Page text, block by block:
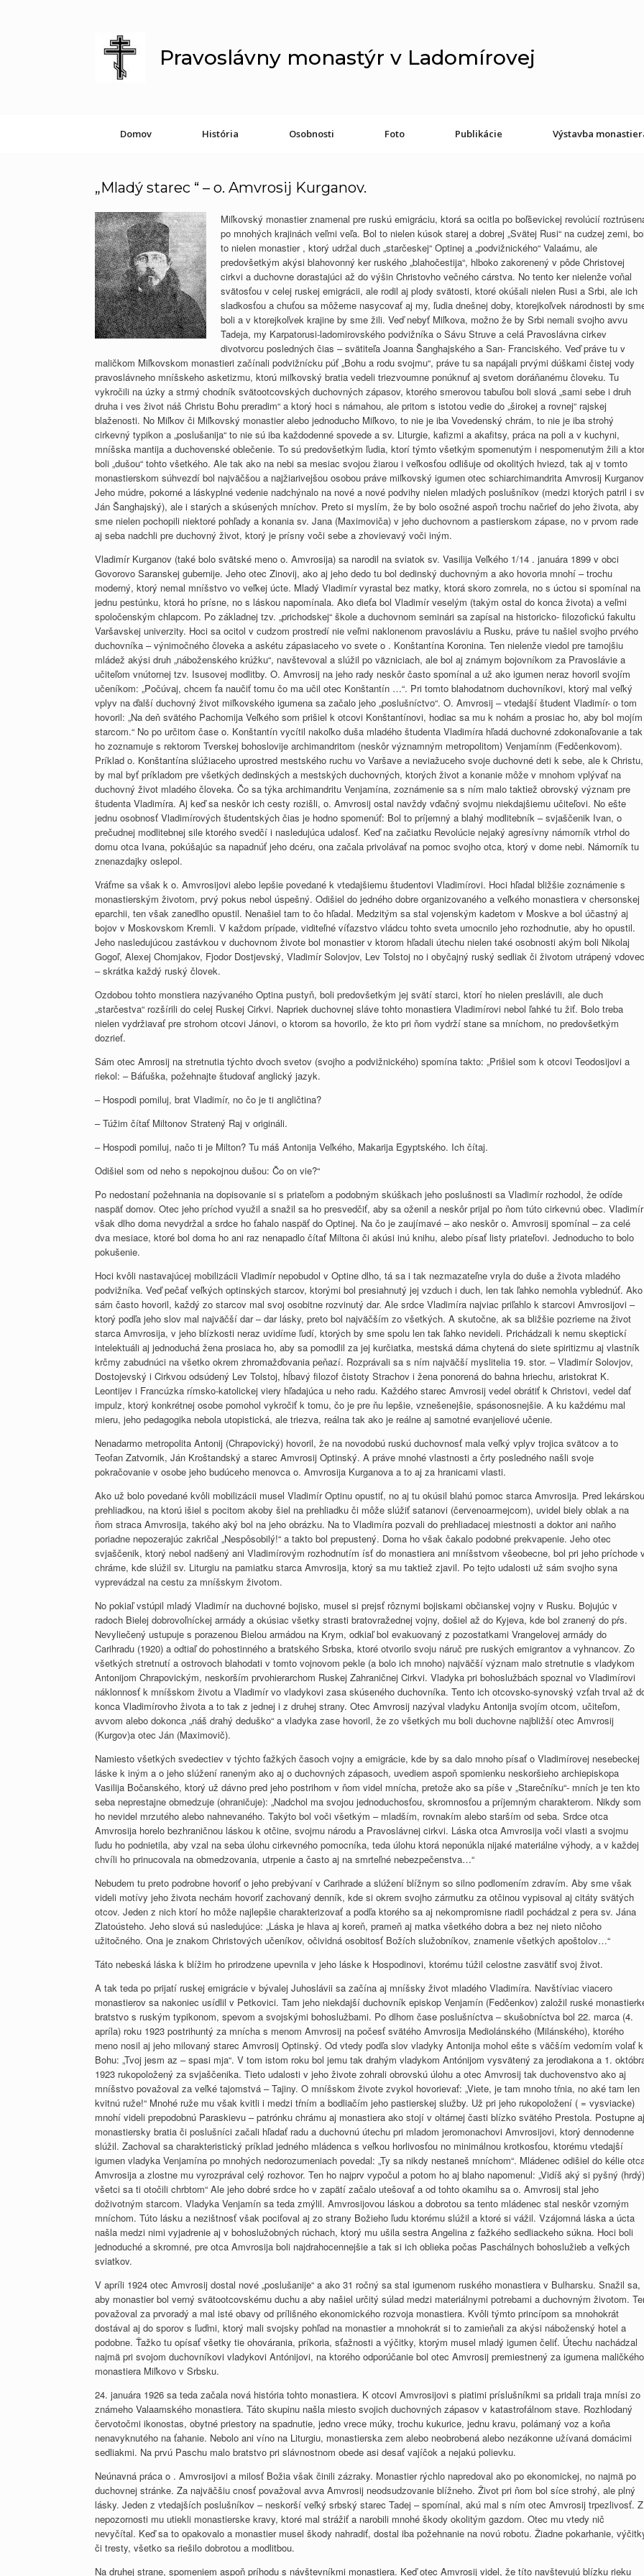
Pravoslávny monastýr v Ladomírovej
Domov História Osobnosti Foto Publikácie Výstavba
„Mladý starec “ – o. Amvrosij Kurganov.
Miľkovský monastier znamenal pre ruskú emigráciu, ktorá sa ocitla po boľševickej revolúcií
po mnohých krajinách veľmi veľa. Bol to nielen kúsok starej a dobrej „Svätej Rusi“ na cudzej zemi,
to nielen monastier , ktorý udržal duch „starčeskej“ Optinej a „podvižnického“ Valaámu, ale
predovšetkým akýsi blahovonný ker ruského „blahočestija“, hlboko zakorenený v pôde Christovej
cirkvi a duchovne dorastajúci až do výšin Christovho večného cárstva. No tento ker nielenže voňal
svätosťou v celej ruskej emigrácii, ale rodil aj plody svätosti, ktoré okúšali nielen Rusi a Srbi, ale ich
sladkosťou a chuťou sa môžeme nasycovať aj my, ľudia dnešnej doby, ktorejkoľvek národnosti by
boli a v ktorejkoľvek krajine by sme žili. Veď nebyť Miľkova, možno že by Srbi nemali svojho avvu
Tadeja, my Karpatorusi-ladomirovského podvižníka o Sávu Struve a celá Pravoslávna cirkev
divotvorcu posledných čias – svätiteľa Joanna Šanghajského a San- Franciského. Veď práve tu v
maličkom Miľkovskom monastieri začínali podvižnícku púť „Bohu a rodu svojmu“, práve tu sa napájali prvými dúškami čistej vody
pravoslávneho mníšskeho asketizmu, ktorú miľkovský bratia vedeli triezvoumne ponúknuť aj svetom doráňanému človeku. Tu
vykročili na úzky a strmý chodník svätootcovských duchovných zápasov, ktorého smerovou tabuľou boli slová „sami sebe i druh
druha i ves život náš Christu Bohu preradim“ a ktorý hoci s námahou, ale pritom s istotou vedie do „širokej a rovnej“ rajskej
blaženosti. No Miľkov či Miľkovský monastier alebo jednoducho Miľkovo, to nie je iba Vovedenský chrám, to nie je iba strohý
cirkevný typikon a „poslušanija“ to nie sú iba každodenné spovede a sv. Liturgie, kafizmi a akafitsy, práca na poli a v kuchyni,
mníšska mantija a duchovenské oblečenie. To sú predovšetkým ľudia, ktorí týmto všetkým spomenutým i nespomenutým žili a
boli „dušou“ tohto všetkého. Ale tak ako na nebi sa mesiac svojou žiarou i veľkosťou odlišuje od okolitých hviezd, tak aj v tomto
monastierskom súhvezdí bol najväčšou a najžiarivejšou osobou práve miľkovský igumen otec schiarchimandrita Amvrosij
Jeho múdre, pokorné a láskyplné vedenie nadchýnalo na nové a nové podvihy nielen mladých poslušníkov (medzi ktorých patril i
Ján Šanghajský), ale i starých a skúsených mníchov. Preto si myslím, že by bolo osožné aspoň trochu načrieť do jeho života, aby
sme nielen pochopili niektoré pohľady a konania sv. Jana (Maximoviča) v jeho duchovnom a pastierskom zápase, no v prvom rade
aj seba nadchli pre duchovný život, ktorý je prísny voči sebe a zhovievavý voči iným.
Vladimír Kurganov (také bolo svätské meno o. Amvrosija) sa narodil na sviatok sv. Vasilija Veľkého 1/14 . januára 1899 v obci
Govorovo Saranskej gubernije. Jeho otec Zinovij, ako aj jeho dedo tu bol dedinský duchovným a ako hovoria mnohí – trochu
moderný, ktorý nemal mníšstvo vo veľkej úcte. Mladý Vladimír vyrastal bez matky, ktorá skoro zomrela, no s úctou si spomínal na
jednu pestúnku, ktorá ho prísne, no s láskou napomínala. Ako dieťa bol Vladimír veselým (takým ostal do konca života) a veľmi
spoločenským chlapcom. Po základnej tzv. „prichodskej“ škole a duchovnom seminári sa zapísal na historicko- filozofickú fakultu
Varšavskej univerzity. Hoci sa ocitol v cudzom prostredí nie veľmi naklonenom pravosláviu a Rusku, práve tu našiel svojho prvého
duchovníka – výnimočného človeka a askétu zápasiaceho vo svete o . Konštantína Koronina. Ten nielenže viedol pre tamojšiu
mládež akýsi druh „náboženského krúžku“, navštevoval a slúžil po väzniciach, ale bol aj známym bojovníkom za Pravoslávie a
učiteľom vnútornej tzv. Isusovej modlitby. O. Amvrosij na jeho rady neskôr často spomínal a už ako igumen neraz hovoril svojím
učeníkom: „Počúvaj, chcem ťa naučiť tomu čo ma učil otec Konštantín …“. Pri tomto blahodatnom duchovníkovi, ktorý mal veľký
vplyv na ďalší duchovný život miľkovského igumena sa začalo jeho „poslušníctvo“. O. Amvrosij – vtedajší študent Vladimír- o tom
hovoril: „Na deň svätého Pachomija Veľkého som prišiel k otcovi Konštantínovi, hodiac sa mu k nohám a prosiac ho, aby bol mojím
starcom.“ No po určitom čase o. Konštantín vycítil nakoľko duša mladého študenta Vladimíra hľadá duchovné zdokonaľovanie a tak
ho zoznamuje s rektorom Tverskej bohoslovije archimandritom (neskôr významným metropolitom) Venjamínm (Fedčenkovom).
Príklad o. Konštantína slúžiaceho uprostred mestského ruchu vo Varšave a neviažuceho svoje duchovné deti k sebe, ale k Christu,
by mal byť príkladom pre všetkých dedinských a mestských duchovných, ktorých život a konanie môže v mnohom vplývať na
duchovný život mladého človeka. Čo sa týka archimandritu Venjamína, zoznámenie sa s ním malo taktiež obrovský význam pre
študenta Vladimíra. Aj keď sa neskôr ich cesty rozišli, o. Amvrosij ostal navždy vďačný svojmu niekdajšiemu učiteľovi. No ešte
jednu osobnosť Vladimírových študentských čias je hodno spomenúť: Bol to príjemný a blahý modlitebník – svjaščenik Ivan, o
prečudnej modlitebnej sile ktorého svedčí i nasledujúca udalosť. Keď na začiatku Revolúcie nejaký agresívny námorník vtrhol do
domu otca Ivana, pokúšajúc sa napadnúť jeho dcéru, ona začala privolávať na pomoc svojho otca, ktorý v dome nebi. Námorník tu
znenazdajky oslepol.
Vráťme sa však k o. Amvrosijovi alebo lepšie povedané k vtedajšiemu študentovi Vladimírovi. Hoci hľadal bližšie zoznámenie s
monastierským životom, prvý pokus nebol úspešný. Odišiel do jedného dobre organizovaného a veľkého monastiera v chersonskej
eparchii, ten však zanedlho opustil. Nenašiel tam to čo hľadal. Medzitým sa stal vojenským kadetom v Moskve a bol účastný aj
bojov v Moskovskom Kremli. V každom prípade, viditeľné víťazstvo vládcu tohto sveta umocnilo jeho rozhodnutie, aby ho opustil.
Jeho nasledujúcou zastávkou v duchovnom živote bol monastier v ktorom hľadali útechu nielen také osobnosti akým boli Nikolaj
Gogoľ, Alexej Chomjakov, Fjodor Dostjevský, Vladimír Solovjov, Lev Tolstoj no i obyčajný ruský sedliak či životom utrápený vdovec
– skrátka každý ruský človek.
Ozdobou tohto monstiera nazývaného Optina pustyň, boli predovšetkým jej svätí starci, ktorí ho nielen preslávili, ale duch
„starčestva“ rozšírili do celej Ruskej Cirkvi. Napriek duchovnej sláve tohto monastiera Vladimírovi nebol ľahké tu žiť. Bolo treba
nielen vydržiavať pre strohom otcovi Jánovi, o ktorom sa hovorilo, že kto pri ňom vydrží stane sa mníchom, no predovšetkým
dozrieť.
Sám otec Amrosij na stretnutia týchto dvoch svetov (svojho a podvižnického) spomína takto: „Prišiel som k otcovi Teodosijovi a
riekol: – Báťuška, požehnajte študovať anglický jazyk.
– Hospodi pomiluj, brat Vladimír, no čo je ti angličtina?
– Túžim čítať Miltonov Stratený Raj v origináli.
– Hospodi pomiluj, načo ti je Milton? Tu máš Antonija Veľkého, Makarija Egyptského. Ich čítaj.
Odišiel som od neho s nepokojnou dušou: Čo on vie?“
Po nedostaní požehnania na dopisovanie si s priateľom a podobným skúškach jeho poslušnosti sa Vladimír rozhodol, že odíde
naspäť domov. Otec jeho príchod využil a snažil sa ho presvedčiť, aby sa oženil a neskôr prijal po ňom túto cirkevnú obec. Vladimír
však dlho doma nevydržal a srdce ho ťahalo naspäť do Optinej. Na čo je zaujímavé – ako neskôr o. Amvrosij spomínal – za celé
dva mesiace, ktoré bol doma ho ani raz nenapadlo čítať Miltona či akúsi inú knihu, alebo písať listy priateľovi. Jednoducho to bolo
pokušenie.
Hoci kvôli nastavajúcej mobilizácii Vladimír nepobudol v Optine dlho, tá sa i tak nezmazateľne vryla do duše a života mladého
podvižníka. Veď pečať veľkých optinských starcov, ktorými bol presiahnutý jej vzduch i duch, len tak ľahko nemohla vyblednúť. Ako
sám často hovoril, každý zo starcov mal svoj osobitne rozvinutý dar. Ale srdce Vladimíra najviac priľahlo k starcovi Amvrosijovi –
ktorý podľa jeho slov mal najväčší dar – dar lásky, preto bol najväčším zo všetkých. A skutočne, ak sa bližšie pozrieme na život
starca Amvrosija, v jeho blízkosti neraz uvidíme ľudí, ktorých by sme spolu len tak ľahko nevideli. Prichádzali k nemu skeptickí
intelektuáli aj jednoduchá žena prosiaca ho, aby sa pomodlil za jej kurčiatka, mestská dáma chytená do siete spiritizmu aj vlastník
krčmy zabudnúci na všetko okrem zhromažďovania peňazí. Rozprávali sa s ním najväčší myslitelia 19. stor. – Vladimír Solovjov,
Dostojevský i Cirkvou odsúdený Lev Tolstoj, hĺbavý filozof čistoty Strachov i žena ponorená do bahna hriechu, aristokrat K.
Leontijev i Francúzka rímsko-katolickej viery hľadajúca u neho radu. Každého starec Amvrosij vedel obrátiť k Christovi, vedel dať
impulz, ktorý konkrétnej osobe pomohol vykročiť k tomu, čo je pre ňu lepšie, vznešenejšie, spásonosnejšie. A ku každému mal
mieru, jeho pedagogika nebola utopistická, ale triezva, reálna tak ako je reálne aj samotné evanjeliové učenie.
Nenadarmo metropolita Antonij (Chrapovický) hovoril, že na novodobú ruskú duchovnosť mala veľký vplyv trojica svätcov a to
Teofan Zatvornik, Ján Kroštandský a starec Amvrosij Optinský. A práve mnohé vlastnosti a črty posledného našli svoje
pokračovanie v osobe jeho budúceho menovca o. Amvrosija Kurganova a to aj za hranicami vlasti.
Ako už bolo povedané kvôli mobilizácii musel Vladimír Optinu opustiť, no aj tu okúsil blahú pomoc starca Amvrosija. Pred lekárskou
prehliadkou, na ktorú išiel s pocitom akoby šiel na prehliadku či môže slúžiť satanovi (červenoarmejcom), uvidel biely oblak a na
ňom straca Amvrosija, takého aký bol na jeho obrázku. Na to Vladimíra pozvali do prehliadacej miestnosti a doktor ani naňho
poriadne nepozerajúc zakričal „Nespôsobilý!“ a takto bol prepustený. Doma ho však čakalo podobné prekvapenie. Jeho otec
svjaščenik, ktorý nebol nadšený ani Vladimírovým rozhodnutím ísť do monastiera ani mníšstvom všeobecne, bol pri jeho príchode
chráme, kde slúžil sv. Liturgiu na pamiatku starca Amvrosija, ktorý sa mu taktiež zjavil. Po tejto udalosti už sám svojho syna
vyprevádzal na cestu za mníšskym životom.
No pokiaľ vstúpil mladý Vladimír na duchovné bojisko, musel si prejsť rôznymi bojiskami občianskej vojny v Rusku. Bojujúc v
radoch Bielej dobrovoľníckej armády a okúsiac všetky strasti bratovražednej vojny, došiel až do Kyjeva, kde bol zranený do pŕs.
Nevyliečený ustupuje s porazenou Bielou armádou na Krym, odkiaľ bol evakuovaný z pozostatkami Vrangelovej armády do
Carihradu (1920) a odtiaľ do pohostinného a bratského Srbska, ktoré otvorilo svoju náruč pre ruských emigrantov a vyhnancov. Zo
všetkých stretnutí a ostrovoch blahodati v tomto vojnovom pekle (a bolo ich mnoho) najväčší význam malo stretnutie s vladykom
Antonijom Chrapovickým, neskorším prvohierarchom Ruskej Zahraničnej Cirkvi. Vladyka pri bohoslužbách spoznal vo Vladimírovi
náklonnosť k mníšskom životu a Vladimír vo vladykovi zasa skúseného duchovníka. Tento ich otcovsko-synovský vzťah trval až
konca Vladimírovho života a to tak z jednej i z druhej strany. Otec Amvrosij nazýval vladyku Antonija svojím otcom, učiteľom,
avvom alebo dokonca „náš drahý deduško“ a vladyka zase hovoril, že zo všetkých mu boli duchovne najbližší otec Amvrosij
(Kurgov)a otec Ján (Maximovič).
Namiesto všetkých svedectiev v týchto ťažkých časoch vojny a emigrácie, kde by sa dalo mnoho písať o Vladimírovej nesebeckej
láske k iným a o jeho slúžení raneným ako aj o duchovných zápasoch, uvediem aspoň spomienku neskoršieho archiepiskopa
Vasilija Bočanského, ktorý už dávno pred jeho postrihom v ňom videl mnícha, pretože ako sa píše v „Starečníku“- mních je ten kto
seba neprestajne obmedzuje (ohraničuje): „Nadchol ma svojou jednoduchosťou, skromnosťou a príjemným charakterom. Nikdy som
ho nevidel mrzutého alebo nahnevaného. Takýto bol voči všetkým – mladším, rovnakím alebo starším od seba. Srdce otca
Amvrosija horelo bezhraničnou láskou k otčine, svojmu národu a Pravoslávnej cirkvi. Láska otca Amvrosija voči vlasti a svojmu
ľudu ho podnietila, aby vzal na seba úlohu cirkevného pomocníka, teda úlohu ktorá neponúkla nijaké materiálne výhody, a v každej
chvíli ho prinucovala na obmedzovania, utrpenie a často aj na smrteľné nebezpečenstva…“
Nebudem tu preto podrobne hovoriť o jeho prebývaní v Carihrade a slúžení blížnym so silno podlomením zdravím. Aby sme však
videli motívy jeho života nechám hovoriť zachovaný denník, kde si okrem svojho zármutku za otčinou vypisoval aj citáty svätých
otcov. Jeden z nich ktorí ho môže najlepšie charakterizovať a podľa ktorého sa aj nekompromisne riadil pochádzal z pera sv. Jána
Zlatoústeho. Jeho slová sú nasledujúce: „Láska je hlava aj koreň, prameň aj matka všetkého dobra a bez nej nieto ničoho
užitočného. Ona je znakom Christových učeníkov, očividná osobitosť Božích služobníkov, znamenie všetkých apoštolov…“
Táto nebeská láska k blížim ho prirodzene upevnila v jeho láske k Hospodinovi, ktorému túžil celostne zasvätiť svoj život.
A tak teda po prijatí ruskej emigrácie v bývalej Juhoslávii sa začína aj mníšsky život mladého Vladimíra. Navštíviac viacero
monastierov sa nakoniec usídlil v Petkovici. Tam jeho niekdajší duchovník episkop Venjamín (Fedčenkov) založil ruské
bratstvo s ruským typikonom, spevom a svojskými bohoslužbami. Po dlhom čase poslušníctva – skušobníctva bol 22. marca (4.
apríla) roku 1923 postrihuntý za mnícha s menom Amvrosij na počesť svätého Amvrosija Mediolánského (Milánského), ktorého
meno nosil aj jeho milovaný starec Amvrosij Optinský. Od vtedy podľa slov vladyky Antonija mohol ešte s väčším vedomím volať k
Bohu: „Tvoj jesm az – spasi mja“. V tom istom roku bol jemu tak drahým vladykom Antónijom vysvätený za jerodiakona a 1.
1923 rukopoložený za svjaščenika. Tieto udalosti v jeho živote zohrali obrovskú úlohu a otec Amvrosij tak duchovenstvo ako aj
mníšstvo považoval za veľké tajomstvá – Tajiny. O mníšskom živote zvykol hovorievať: „Viete, je tam mnoho tŕnia, no aké tam len
kvitnú ruže!“ Mnohé ruže mu však kvitli i medzi tŕním a bodliačím jeho pastierskej služby. Už pri jeho rukopoložení ( = vysviacke)
mnohí videli prepodobnú Paraskievu – patrónku chrámu aj monastiera ako stojí v oltárnej časti blízko svätého Prestola. Postupne aj
monastiersky bratia či poslušníci začali hľadať radu a duchovnú útechu pri mladom jeromonachovi Amvrosijovi, ktorý dennodenne
slúžil. Zachoval sa charakteristický príklad jedného mládenca s veľkou horlivosťou no minimálnou krotkosťou, ktorému vtedajší
igumen vladyka Venjamína po mnohých nedorozumeniach povedal: „Ty sa nikdy nestaneš mníchom“. Mládenec odišiel do kélie
Amvrosija a zlostne mu vyrozprával celý rozhovor. Ten ho najprv vypočul a potom ho aj blaho napomenul: „Vidíš aký si pyšný
všetci sa ti otočili chrbtom“ Ale jeho dobré srdce ho v zapätí začalo utešovať a od tohto okamihu sa o. Amvrosij stal jeho
doživotným starcom. Vladyka Venjamín sa teda zmýlil. Amvrosijovou láskou a dobrotou sa tento mládenec stal neskôr vzorným
mníchom. Túto lásku a nezištnosť však pociťoval aj zo strany Božieho ľudu ktorému slúžil a ktoré si vážil. Vzájomná láska a úcta
našla medzi nimi vyjadrenie aj v bohoslužobných rúchach, ktorý mu ušila sestra Angelina z ťažkého sedliackeho súkna. Hoci boli
jednoduché a skromné, pre otca Amvrosija boli najdrahocennejšie a tak si ich oblieka počas Paschálnych bohoslužieb a veľkých
sviatkov.
V apríli 1924 otec Amvrosij dostal nové „poslušanije“ a ako 31 ročný sa stal igumenom ruského monastiera v Bulharsku. Snažil sa,
aby monastier bol verný svätootcovskému duchu a aby našiel určitý súlad medzi materiálnymi potrebami a duchovným životom.
považoval za prvoradý a mal isté obavy od prílišného ekonomického rozvoja monastiera. Kvôli týmto princípom sa mnohokrát
dostával aj do sporov s ľuďmi, ktorý mali svojsky pohľad na monastier a mnohokrát si to zamieňali za akýsi náboženský hotel a
podobne. Ťažko tu opísať všetky tie ohovárania, príkoria, sťažnosti a výčitky, ktorým musel mladý igumen čeliť. Útechu nachádzal
najmä pri svojom duchovníkovi vladykovi Antónijovi, na ktorého odporúčanie bol otec Amvrosij premiestnený za igumena maličkého
monastiera Miľkovo v Srbsku.
24. januára 1926 sa teda začala nová história tohto monastiera. K otcovi Amvrosijovi s piatimi príslušníkmi sa pridali traja mnísi zo
známeho Valaamského monastiera. Táto skupinu našla miesto svojich duchovných zápasov v katastrofálnom stave. Rozhlodaný
červotočmi ikonostas, obytné priestory na spadnutie, jedno vrece múky, trochu kukurice, jednu kravu, polámaný voz a koňa
nenavyknutého na ťahanie. Nebolo ani víno na Liturgiu, monastierska zem alebo neobrobená alebo nezákonne užívaná domácimi
sedliakmi. Na prvú Paschu malo bratstvo pri slávnostnom obede asi desať vajíčok a nejakú polievku.
Neúnavná práca o . Amvrosijovi a milosť Božia však činili zázraky. Monastier rýchlo napredoval ako po ekonomickej, no najmä po
duchovnej stránke. Za najväčšiu cnosť považoval avva Amvrosij neodsudzovanie blížneho. Život pri ňom bol síce strohý, ale plný
lásky. Jeden z vtedajších poslušníkov – neskorší veľký srbský starec Tadej – spomínal, akú mal s ním otec Amvrosij trpezlivosť. Z
nepozornosti mu utiekli monastierske kravy, ktoré mal strážiť a narobili mnohé škody okolitým gazdom. Otec mu vtedy nič
nevyčítal. Keď sa to opakovalo a monastier musel škody nahradiť, dostal iba požehnanie na novú robotu. Žiadne pokarhanie,
či tresty, všetko sa riešilo dobrotou a modlitbou.
Na druhej strane, spomeniem aspoň príhodu s návštevníkmi monastiera. Keď otec Amvrosij videl, že títo navštevujú blízku rieku